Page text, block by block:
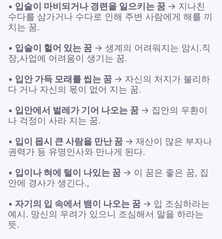
• 입술이 마비되거나 경련을 일으키는 꿈 → 지나친
수다를 삼가거나 수다로 인해 주변 사람에게 해를 끼
치는 꿈.
• 입술이 헐어 있는 꿈 → 생계의 어려워지는 암시.직
장,사업에 어려움이 생기는 꿈.
• 입안 가득 모래를 씹는 꿈 → 자신의 처지가 불리하
다 거나 자신의 몫이 없어 지는 꿈.
• 입안에서 벌레가 기어 나오는 꿈 → 집안의 우환이
나 걱정이 사라 지는 꿈.
• 입이 몹시 큰 사람을 만난 꿈 → 재산이 많은 부자나
권력가 등 유명인사와 만나게 된다.
• 입이나 혀에 털이 나있는 꿈 → 이 꿈은 좋은 꿈, 집
안에 경사가 생긴다.,
• 자기의 입 속에서 뱀이 나오는 꿈 → 입 조심하라는
예시. 망신의 우려가 있으니 조심해서 말을 하라는
뜻.